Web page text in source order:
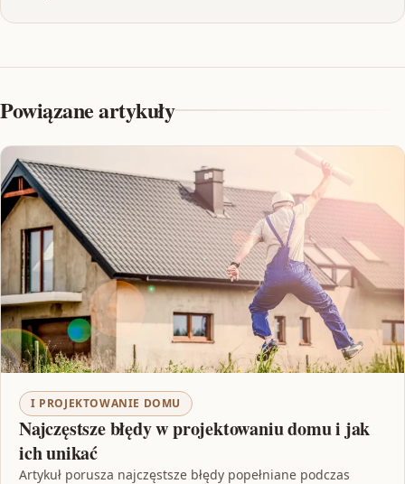
Powiązane artykuły
I PROJEKTOWANIE DOMU
Najczęstsze błędy w projektowaniu domu i jak
ich unikać
Artykuł porusza najczęstsze błędy popełniane podczas